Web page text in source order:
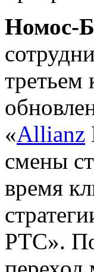
Номос-
третьем
«Allianz
смены
время
РТС».